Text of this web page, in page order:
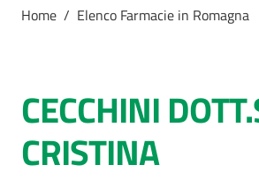
Sanitaria
Locale della
Azienda
Servizi
Home / Elenco Farmacie in Romagna
Salta al contenuto
CECCHINI
CRISTINA